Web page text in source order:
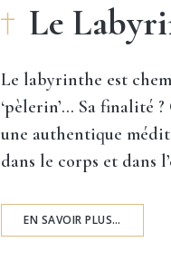
Le
Le labyrinthe est
‘pèlerin’… Sa finalité
une authentique
dans le corps et dans
EN SAVOIR PLUS…